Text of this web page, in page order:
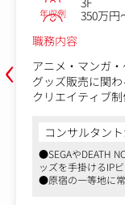
‹
年収例
350万円
職務内容
アニメ・マンガ
グッズ販売に関
クリエイティブ
ァンに「欲しい
仕事です。国内
わり、グローバ
【主な業務内容】
コンサルタン
●SEGAやDEATH
ッズを手掛けるIP
●原宿の一等地に